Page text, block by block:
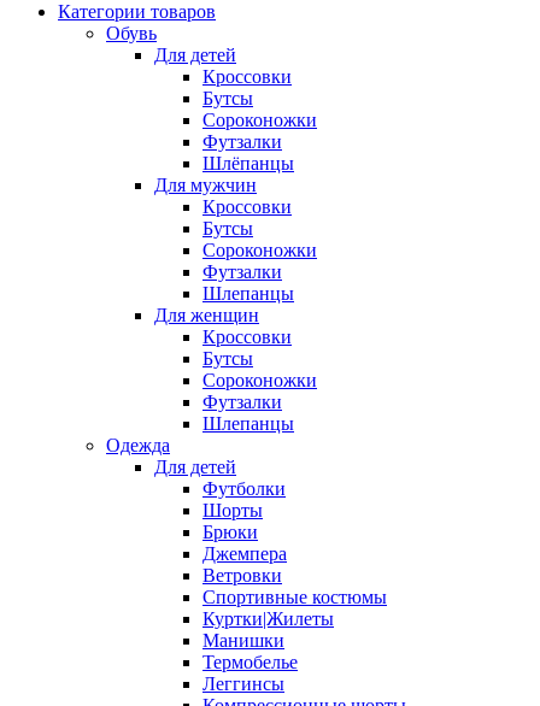
Категории товаров
Обувь
Для детей
Кроссовки
Бутсы
Сороконожки
Футзалки
Шлёпанцы
Для мужчин
Кроссовки
Бутсы
Сороконожки
Футзалки
Шлепанцы
Для женщин
Кроссовки
Бутсы
Сороконожки
Футзалки
Шлепанцы
Одежда
Для детей
Футболки
Шорты
Брюки
Джемпера
Ветровки
Спортивные костюмы
Куртки|Жилеты
Манишки
Термобелье
Леггинсы